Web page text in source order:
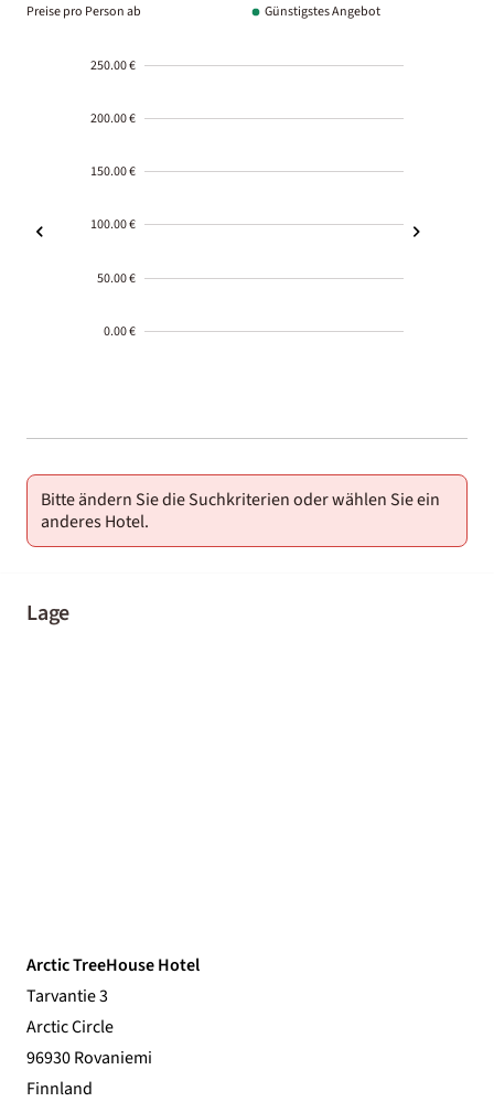
Preise pro Person ab Günstigstes Angebot
250.00 €
200.00 €
150.00 €
100.00 €
50.00 €
0.00 €
01-02
Bitte ändern Sie die Suchkriterien oder wählen Sie ein
anderes Hotel.
Lage
Arctic TreeHouse Hotel
Tarvantie 3
Arctic Circle
96930 Rovaniemi
Finnland